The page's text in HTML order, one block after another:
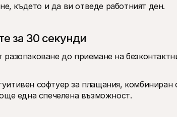
където и да ви отведе работният ден.
за 30 секунди
до приемане на
софтуер за плащания, комбиниран
една спечелена възможност.